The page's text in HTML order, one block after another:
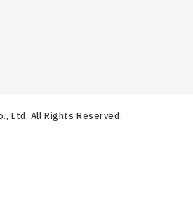
Ltd. All Rights Reserved.